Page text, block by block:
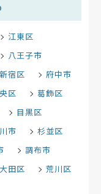
江東区
八王子市
新宿区
府中市
区
葛飾区
目黒区
市
杉並区
調布市
大田区
荒川区